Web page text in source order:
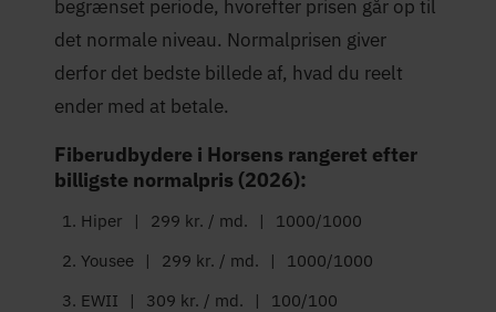
begrænset periode, hvorefter prisen går op til
det normale niveau. Normalprisen giver
derfor det bedste billede af, hvad du reelt
ender med at betale.
Fiberudbydere i Horsens rangeret efter
billigste normalpris (2026):
Hiper | 299 kr. / md. |
1000/1000
Yousee
| 299 kr. / md. |
1000/1000
EWII
| 309 kr. / md. |
100/100